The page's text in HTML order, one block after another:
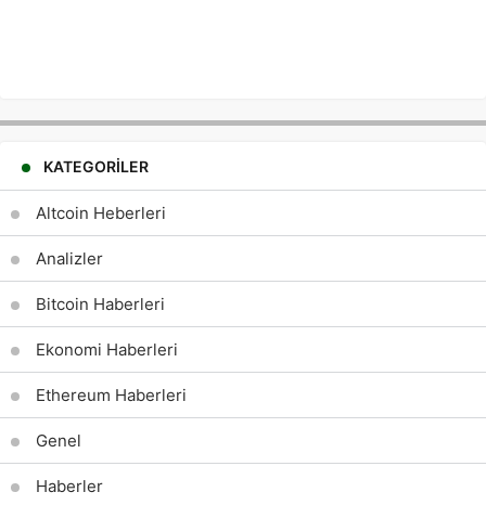
KATEGORILER
Altcoin Heberleri
Analizler
Bitcoin Haberleri
Ekonomi Haberleri
Ethereum Haberleri
Genel
Haberler